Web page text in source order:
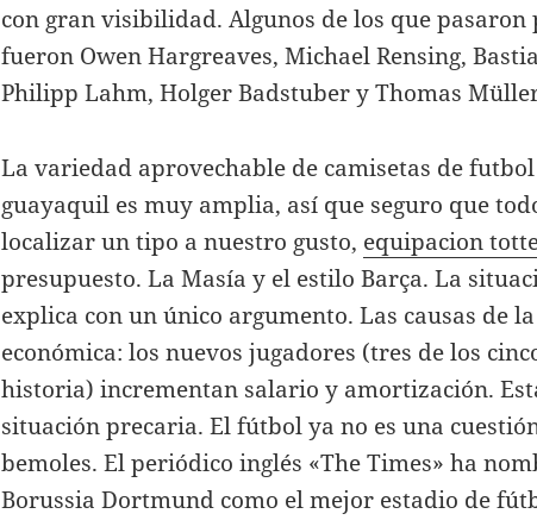
con gran visibilidad. Algunos de los que pasaron
fueron Owen Hargreaves, Michael Rensing,
Philipp Lahm, Holger Badstuber y Thomas
La variedad aprovechable de camisetas de
guayaquil es muy amplia, así que seguro que
localizar un tipo a nuestro gusto, equipacion
presupuesto. La Masía y el estilo Barça. La
explica con un único argumento. Las causas de
económica: los nuevos jugadores (tres de los
historia) incrementan salario y amortización.
situación precaria. El fútbol ya no es una
bemoles. El periódico inglés «The Times» ha
Borussia Dortmund como el mejor estadio de